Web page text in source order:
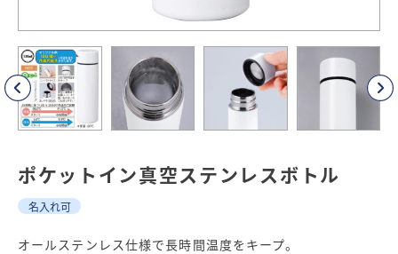
ポケットイン真空ステンレスボトル
名入れ可
オールステンレス仕様で長時間温度をキープ。